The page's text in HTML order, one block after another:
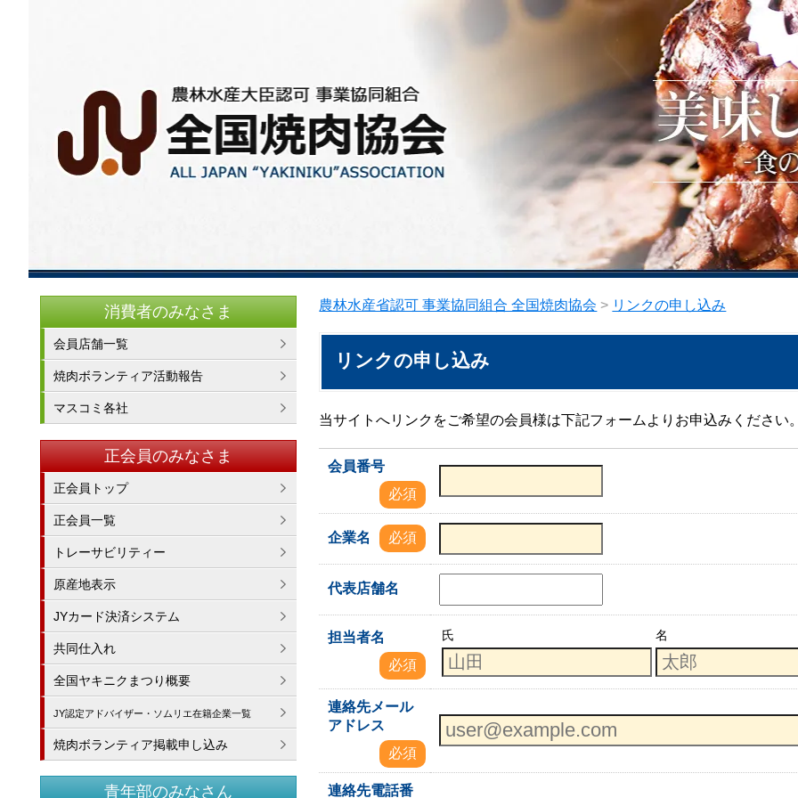
農林水産省認可 事業協同組合 全国焼肉協会 > リンクの申し込み
リンクの申し込み
当サイトへリンクをご希望の会員様は下記フォームよりお申込みください
会員番号
必須
企業名 必須
代表店舗名
担当者名
必須
氏 名
連絡先メール
アドレス
必須
連絡先電話番
消費者のみなさま
会員店舗一覧
焼肉ボランティア活動報告
マスコミ各社
正会員のみなさま
正会員トップ
正会員一覧
トレーサビリティー
原産地表示
JYカード決済システム
共同仕入れ
全国ヤキニクまつり概要
JY認定アドバイザー・ソムリエ在籍企業一覧
焼肉ボランティア掲載申し込み
青年部のみなさん